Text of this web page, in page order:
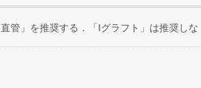
管」を推奨する．「Iグラフト」は推奨しな